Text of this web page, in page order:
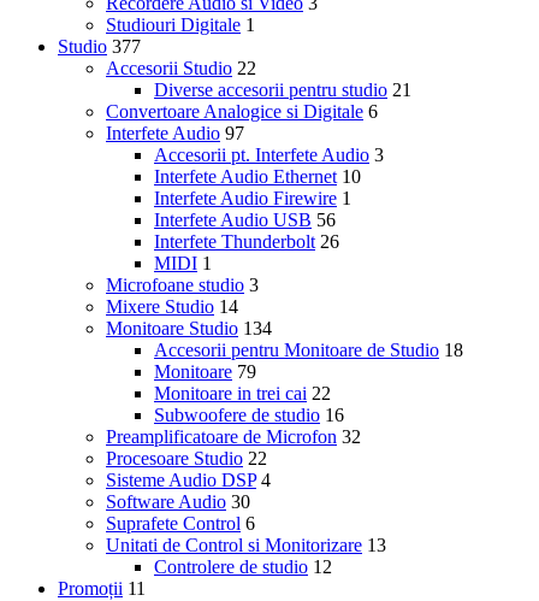
Studiouri Digitale 1
Studio 377
Accesorii Studio 22
Diverse accesorii pentru studio 21
Convertoare Analogice si Digitale 6
Interfete Audio 97
Accesorii pt. Interfete Audio 3
Interfete Audio Ethernet 10
Interfete Audio Firewire 1
Interfete Audio USB 56
Interfete Thunderbolt 26
MIDI 1
Microfoane studio 3
Mixere Studio 14
Monitoare Studio 134
Accesorii pentru Monitoare de Studio 18
Monitoare 79
Monitoare in trei cai 22
Subwoofere de studio 16
Preamplificatoare de Microfon 32
Procesoare Studio 22
Sisteme Audio DSP 4
Software Audio 30
Suprafete Control 6
Unitati de Control si Monitorizare 13
Controlere de studio 12
Promoții 11